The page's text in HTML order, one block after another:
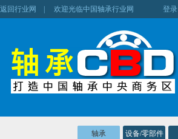
返回行业网 | 欢迎光临中国轴承行业网 登录
轴承 设备/零部件